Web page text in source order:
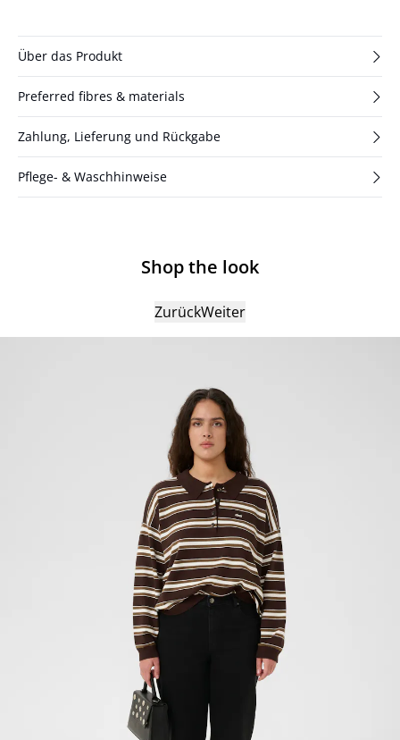
cm.
Über das Produkt
Preferred fibres & materials
Zahlung, Lieferung und Rückgabe
Pflege- & Waschhinweise
Shop the look
ZurückWeiter